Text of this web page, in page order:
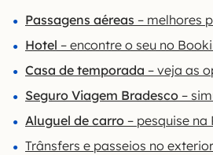
Passagens aéreas – melhores
Hotel – encontre o seu no
Casa de temporada – veja as
Seguro Viagem Bradesco –
Aluguel de carro – pesquise na
Trânsfers e passeios no